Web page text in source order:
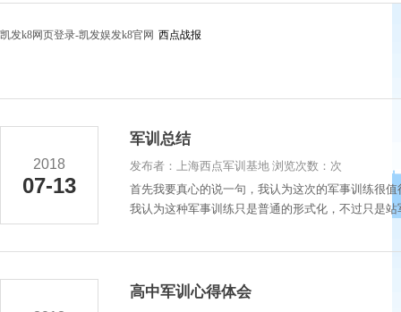
凯发k8网页登录-凯发娱发k8官网 西点战报
2018
07-13
军训总结
发布者：上海西点军训基地 浏览次数：次
首先我要真心的说一句，我认为这次的军事训练很
我认为这种军事训练只是普通的形式化，不过只是
高中军训心得体会